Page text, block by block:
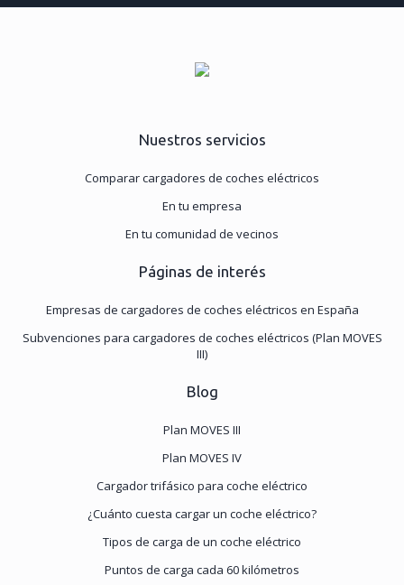
Nuestros servicios
Comparar cargadores de coches eléctricos
En tu empresa
En tu comunidad de vecinos
Páginas de interés
Empresas de cargadores de coches eléctricos en España
Subvenciones para cargadores de coches eléctricos (Plan MOVES
III)
Blog
Plan MOVES III
Plan MOVES IV
Cargador trifásico para coche eléctrico
¿Cuánto cuesta cargar un coche eléctrico?
Tipos de carga de un coche eléctrico
Puntos de carga cada 60 kilómetros